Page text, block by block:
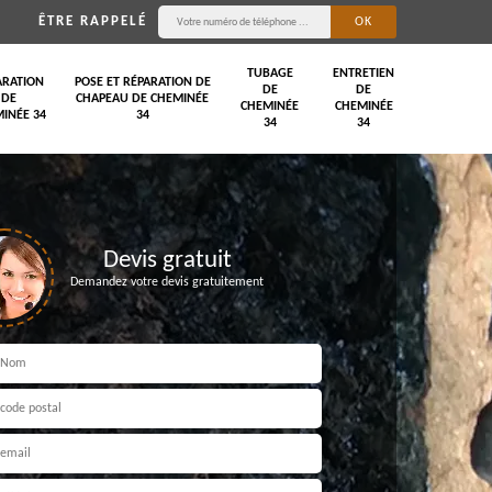
ÊTRE RAPPELÉ
DE
34
POSE ET RÉPARATION DE
CHAPEAU DE CHEMINÉE
34
TUBAGE
DE
CHEMINÉE
34
ENTRETIEN
DE
CHEMINÉE
34
Devis gratuit
Demandez votre devis gratuitement